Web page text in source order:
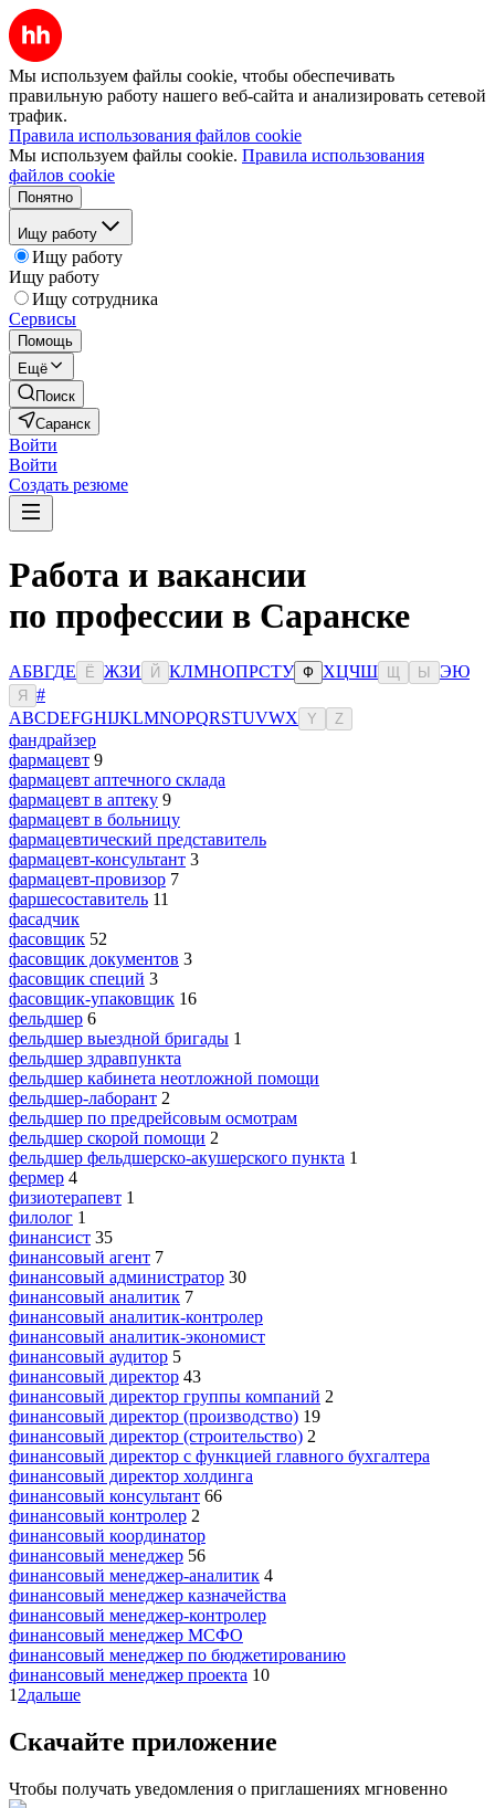
Мы используем файлы cookie, чтобы обеспечивать
правильную работу нашего веб-сайта и анализировать сетевой
трафик.
Правила использования файлов cookie
Мы используем файлы cookie. Правила использования
файлов cookie
Понятно
Ищу работу
Ищу работу
Ищу работу
Ищу сотрудника
Сервисы
Помощь
Ещё
Поиск
Саранск
Войти
Войти
Создать резюме
Работа и вакансии
по профессии в Саранске
АБВГДЕ Ё ЖЗИ Й КЛМНОПРСТУ Ф ХЦЧШ Ы ЭЮ
Я
#
ABCDEFGHIJKLMNOPQRSTUVWX Y Z
фандрайзер
фармацевт 9
фармацевт аптечного склада
фармацевт в аптеку 9
фармацевт в больницу
фармацевтический представитель
фармацевт-консультант 3
фармацевт-провизор 7
фаршесоставитель 11
фасадчик
фасовщик 52
фасовщик документов 3
фасовщик специй 3
фасовщик-упаковщик 16
фельдшер 6
фельдшер выездной бригады 1
фельдшер здравпункта
фельдшер кабинета неотложной помощи
фельдшер-лаборант 2
фельдшер по предрейсовым осмотрам
фельдшер скорой помощи 2
фельдшер фельдшерско-акушерского пункта 1
фермер 4
физиотерапевт 1
филолог 1
финансист 35
финансовый агент 7
финансовый администратор 30
финансовый аналитик 7
финансовый аналитик-контролер
финансовый аналитик-экономист
финансовый аудитор 5
финансовый директор 43
финансовый директор группы компаний 2
финансовый директор (производство) 19
финансовый директор (строительство) 2
финансовый директор с функцией главного бухгалтера
финансовый директор холдинга
финансовый консультант 66
финансовый контролер 2
финансовый координатор
финансовый менеджер 56
финансовый менеджер-аналитик 4
финансовый менеджер казначейства
финансовый менеджер-контролер
финансовый менеджер МСФО
финансовый менеджер по бюджетированию
финансовый менеджер проекта 10
1 2дальше
Скачайте приложение
Чтобы получать уведомления о приглашениях мгновенно